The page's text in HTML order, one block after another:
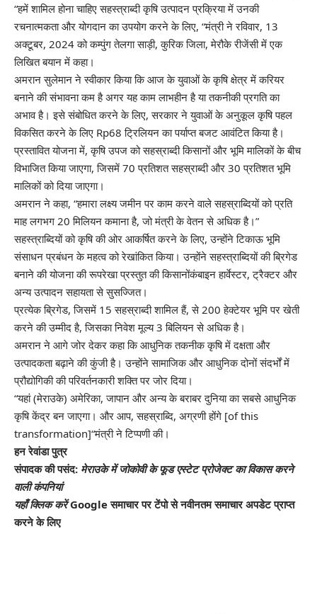
“हमें शामिल होना चाहिएसहस्त्राब्दीकृषि उत्पादन प्रक्रिया में उनकी
रचनात्मकता और योगदान का उपयोग करने के लिए, “मंत्री ने रविवार, 13
अक्टूबर, 2024 को कम्पुंग तेलगा साड़ी, कुरिक जिला, मेरौके रीजेंसी में एक
लिखित बयान में कहा।
अमरान सुलेमान ने स्वीकार किया कि आज के युवाओं के कृषि क्षेत्र में करियर
बनाने की संभावना कम है अगर यह काम लाभहीन है या तकनीकी प्रगति का
अभाव है। इसे संबोधित करने के लिए, सरकार ने युवाओं के अनुकूल कृषि पहल
विकसित करने के लिए Rp68 ट्रिलियन का पर्याप्त बजट आवंटित किया है।
प्रस्तावित योजना में, कृषि उपज को सहस्राब्दी किसानों और भूमि मालिकों के बीच
विभाजित किया जाएगा, जिसमें 70 प्रतिशत सहस्राब्दी और 30 प्रतिशत भूमि
मालिकों को दिया जाएगा।
अमरान ने कहा, “हमारा लक्ष्य जमीन पर काम करने वाले सहस्राब्दियों को प्रति
माह लगभग 20 मिलियन कमाना है, जो मंत्री के वेतन से अधिक है।”
सहस्त्राब्दियों को कृषि की ओर आकर्षित करने के लिए, उन्होंने टिकाऊ भूमि
संसाधन प्रबंधन के महत्व को रेखांकित किया। उन्होंने सहस्त्राब्दियों की ब्रिगेड
बनाने की योजना की रूपरेखा प्रस्तुत कीकिसानोंकंबाइन हार्वेस्टर, ट्रैक्टर और
अन्य उत्पादन सहायता से सुसज्जित।
प्रत्येक ब्रिगेड, जिसमें 15 सहस्राब्दी शामिल हैं, से 200 हेक्टेयर भूमि पर खेती
करने की उम्मीद है, जिसका निवेश मूल्य 3 बिलियन से अधिक है।
अमरान ने आगे जोर देकर कहा कि आधुनिक तकनीक कृषि में दक्षता और
उत्पादकता बढ़ाने की कुंजी है। उन्होंने सामाजिक और आधुनिक दोनों संदर्भों में
प्रौद्योगिकी की परिवर्तनकारी शक्ति पर जोर दिया।
“यहां (मेराउके) अमेरिका, जापान और अन्य के बराबर दुनिया का सबसे आधुनिक
कृषि केंद्र बन जाएगा। और आप, सहस्राब्दि, अग्रणी होंगे [of this
transformation]“मंत्री ने टिप्पणी की।
हन रेवांडा पुत्र
संपादक की पसंद: मेराउके में जोकोवी के फूड एस्टेट प्रोजेक्ट का विकास करने
वाली कंपनियां
यहाँ क्लिक करें Google समाचार पर टेंपो से नवीनतम समाचार अपडेट प्राप्त
करने के लिए